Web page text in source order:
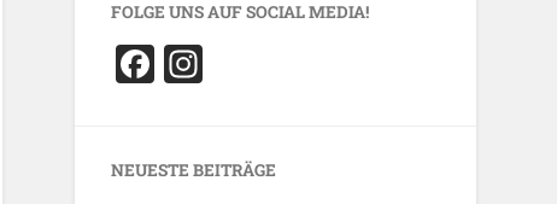
FOLGE UNS AUF SOCIAL MEDIA!
Facebook
NEUESTE BEITRÄGE